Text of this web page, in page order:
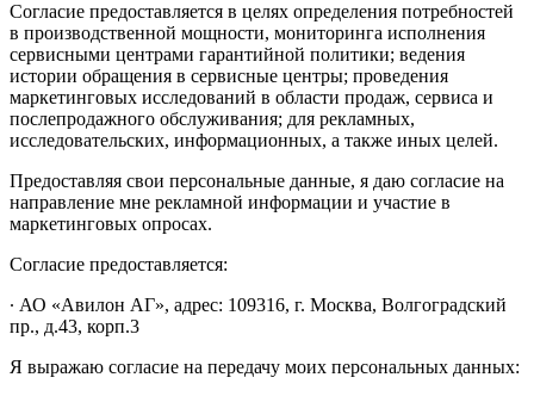
Согласие предоставляется в целях определения потребностей
в производственной мощности, мониторинга исполнения
сервисными центрами гарантийной политики; ведения
истории обращения в сервисные центры; проведения
маркетинговых исследований в области продаж, сервиса и
послепродажного обслуживания; для рекламных,
исследовательских, информационных, а также иных целей.
Предоставляя свои персональные данные, я даю согласие на
направление мне рекламной информации и участие в
маркетинговых опросах.
Согласие предоставляется:
∙ АО «Авилон АГ», адрес: 109316, г. Москва, Волгоградский
пр., д.43, корп.3
Я выражаю согласие на передачу моих персональных данных: